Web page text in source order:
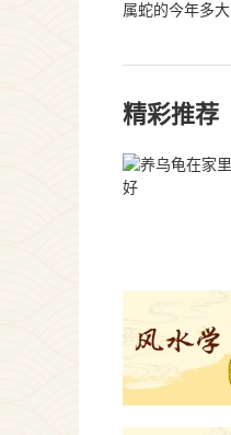
属蛇的今年多大
精彩推荐